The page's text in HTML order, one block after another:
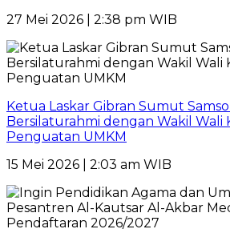
27 Mei 2026 | 2:38 pm WIB
Ketua Laskar Gibran Sumut
Bersilaturahmi dengan Wakil Wali
Penguatan UMKM
15 Mei 2026 | 2:03 am WIB